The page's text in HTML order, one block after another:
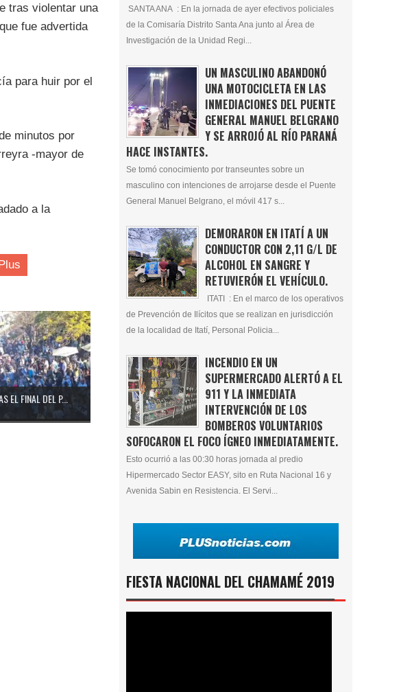
tras violentar una
fue advertida
para huir por el
minutos por
-mayor de
a la
EL FINAL DEL P...
SANTA ANA : En la jornada de ayer efectivos policiales
de la Comisaría Distrito Santa Ana junto al Área de
Investigación de la Unidad Regi...
UN MASCULINO ABANDONÓ
UNA MOTOCICLETA EN LAS
INMEDIACIONES DEL PUENTE
GENERAL MANUEL BELGRANO
Y SE ARROJÓ AL RÍO PARANÁ
HACE INSTANTES.
Se tomó conocimiento por transeuntes sobre un
masculino con intenciones de arrojarse desde el Puente
General Manuel Belgrano, el móvil 417 s...
DEMORARON EN ITATÍ A UN
CONDUCTOR CON 2,11 G/L DE
ALCOHOL EN SANGRE Y
RETUVIERÓN EL VEHÍCULO.
ITATI : En el marco de los operativos
de Prevención de Ilícitos que se realizan en jurisdicción
de la localidad de Itatí, Personal Policia...
INCENDIO EN UN
SUPERMERCADO ALERTÓ A EL
911 Y LA INMEDIATA
INTERVENCIÓN DE LOS
BOMBEROS VOLUNTARIOS
SOFOCARON EL FOCO ÍGNEO INMEDIATAMENTE.
Esto ocurrió a las 00:30 horas jornada al predio
Hipermercado Sector EASY, sito en Ruta Nacional 16 y
Avenida Sabin en Resistencia. El Servi...
FIESTA NACIONAL DEL CHAMAMÉ 2019